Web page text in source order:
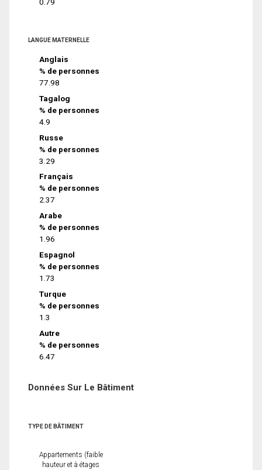
LANGUE MATERNELLE
Anglais
% de personnes
77.98
Tagalog
% de personnes
4.9
Russe
% de personnes
3.29
Français
% de personnes
2.37
Arabe
% de personnes
1.96
Espagnol
% de personnes
1.73
Turque
% de personnes
1.3
Autre
% de personnes
6.47
Données Sur Le Bâtiment
TYPE DE BÂTIMENT
Appartements (faible
hauteur et à étages